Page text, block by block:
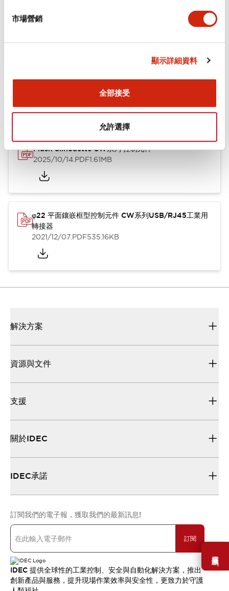
市場營銷
顯示詳細資料
全部接受
允許選擇
需要幫助嗎？
型錄和宣傳手冊 CAD檔 認證與標準
Flush Silhouette CW系列 控制元件
2025/10/14.PDF1.61MB
φ22 平面鑲嵌框型控制元件 CW系列USB/RJ45工業用
轉接器
2021/12/07.PDF535.16KB
解決方案
資源與文件
支援
關於IDEC
IDEC承諾
訂閱我們的電子報，獲取我們的最新訊息!
訂閱
IDEC 提供全球性的工業控制、安全與自動化解決方案，推出
創新產品與服務，提升現場作業效率與安全性，更致力於守護